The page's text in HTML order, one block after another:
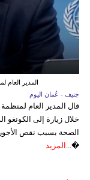
المدير العام
جنيف - عُمان اليوم
قال المدير العام
خلال زيارة إلى الكونغو
الصحة بسبب نقص
�... المزيد